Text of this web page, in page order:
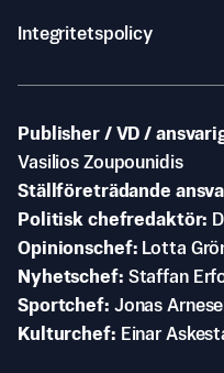
Integritetspolicy
Publisher / VD /
Vasilios Zoupounidis
Ställföreträdande
Politisk chefredaktör
Opinionschef
Lotta
Nyhetschef Staffan
Sportchef Jonas
Kulturchef
Einar